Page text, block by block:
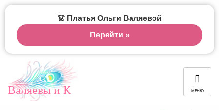
Валяевы и К МЕНЮ
👗 Платья Ольги Валяевой
Перейти »